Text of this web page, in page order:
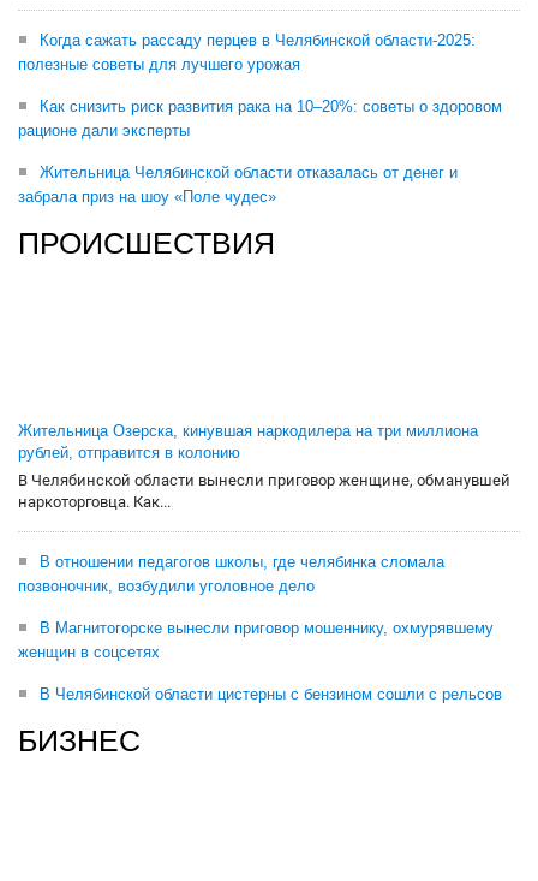
Когда сажать рассаду перцев в Челябинской области-2025:
полезные советы для лучшего урожая
Как снизить риск развития рака на 10–20%: советы о здоровом
рационе дали эксперты
Жительница Челябинской области отказалась от денег и
забрала приз на шоу «Поле чудес»
ПРОИСШЕСТВИЯ
Жительница Озерска, кинувшая наркодилера на три миллиона
рублей, отправится в колонию
В Челябинской области вынесли приговор женщине, обманувшей
наркоторговца. Как...
В отношении педагогов школы, где челябинка сломала
позвоночник, возбудили уголовное дело
В Магнитогорске вынесли приговор мошеннику, охмурявшему
женщин в соцсетях
В Челябинской области цистерны с бензином сошли с рельсов
БИЗНЕС